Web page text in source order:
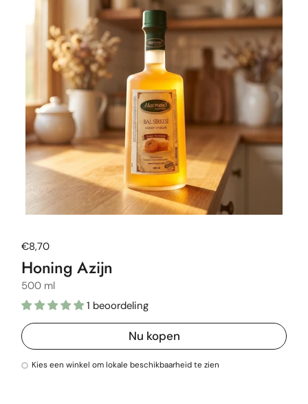
Normale prijs
€8,70
Honing Azijn
500 ml
1 beoordeling
Nu kopen
Kies een winkel om lokale beschikbaarheid te zien